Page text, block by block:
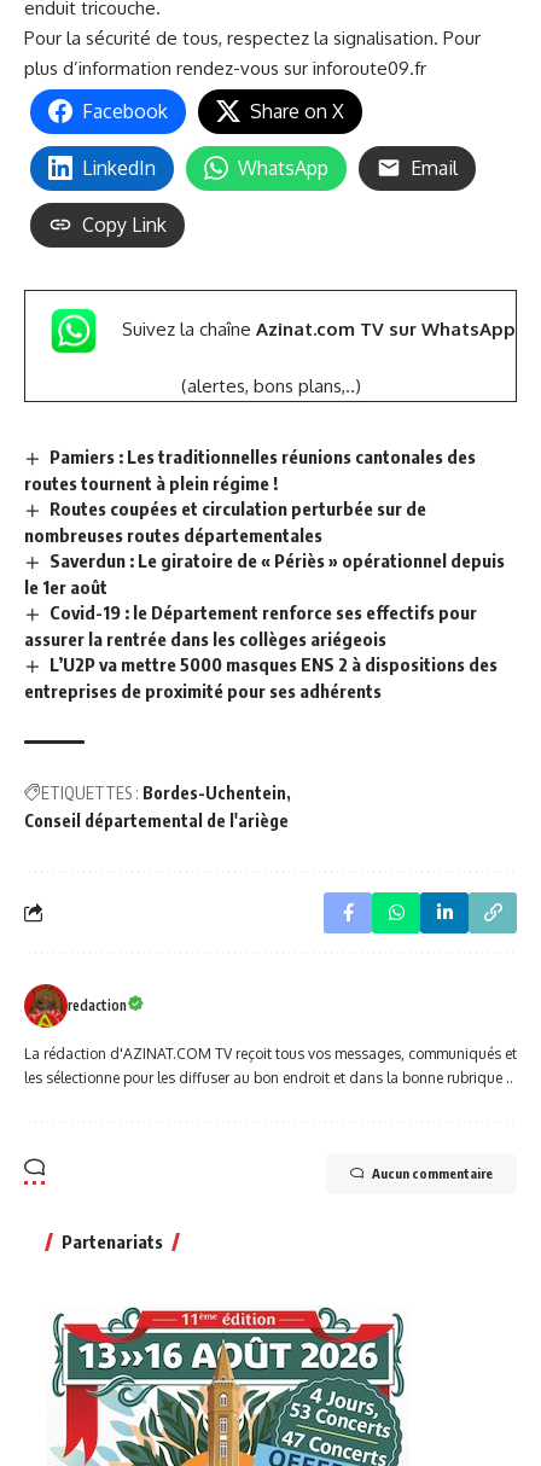
enduit tricouche.
Pour la sécurité de tous, respectez la signalisation. Pour
plus d’information rendez-vous sur inforoute09.fr
Facebook Share on X
LinkedIn WhatsApp Email
Copy Link
Suivez la chaîne Azinat.com TV sur WhatsApp
(alertes, bons plans,..)
Pamiers : Les traditionnelles réunions cantonales des
routes tournent à plein régime !
Routes coupées et circulation perturbée sur de
nombreuses routes départementales
Saverdun : Le giratoire de « Périès » opérationnel depuis
le 1er août
Covid-19 : le Département renforce ses effectifs pour
assurer la rentrée dans les collèges ariégeois
L’U2P va mettre 5000 masques ENS 2 à dispositions des
entreprises de proximité pour ses adhérents
ETIQUETTES : Bordes-Uchentein
Conseil départemental de l'ariège
redaction
La rédaction d'AZINAT.COM TV reçoit tous vos messages, communiqués et
les sélectionne pour les diffuser au bon endroit et dans la bonne rubrique ..
Aucun commentaire
Partenariats